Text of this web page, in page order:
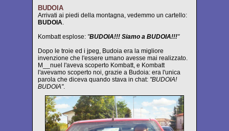
BUDOIA
Arrivati ai piedi della montagna, vedemmo un cartello:
BUDOIA.
Kombatt esplose: "BUDOIA!!! Siamo a BUDOIA!!!"
Dopo le troie ed i jpeg, Budoia era la migliore
invenzione che l'essere umano avesse mai realizzato.
M__nuel l'aveva scoperto Kombatt, e Kombatt
l'avevamo scoperto noi, grazie a Budoia: era l'unica
parola che diceva quando stava in chat: "BUDOIA!
BUDOIA".